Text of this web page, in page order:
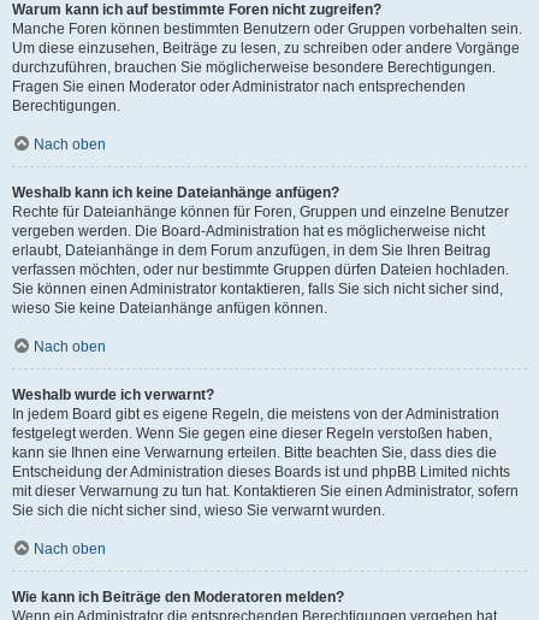
Warum kann ich auf bestimmte Foren nicht zugreifen?
Manche Foren können bestimmten Benutzern oder Gruppen vorbehalten sein.
Um diese einzusehen, Beiträge zu lesen, zu schreiben oder andere Vorgänge
durchzuführen, brauchen Sie möglicherweise besondere Berechtigungen.
Fragen Sie einen Moderator oder Administrator nach entsprechenden
Berechtigungen.
Nach oben
Weshalb kann ich keine Dateianhänge anfügen?
Rechte für Dateianhänge können für Foren, Gruppen und einzelne Benutzer
vergeben werden. Die Board-Administration hat es möglicherweise nicht
erlaubt, Dateianhänge in dem Forum anzufügen, in dem Sie Ihren Beitrag
verfassen möchten, oder nur bestimmte Gruppen dürfen Dateien hochladen.
Sie können einen Administrator kontaktieren, falls Sie sich nicht sicher sind,
wieso Sie keine Dateianhänge anfügen können.
Nach oben
Weshalb wurde ich verwarnt?
In jedem Board gibt es eigene Regeln, die meistens von der Administration
festgelegt werden. Wenn Sie gegen eine dieser Regeln verstoßen haben,
kann sie Ihnen eine Verwarnung erteilen. Bitte beachten Sie, dass dies die
Entscheidung der Administration dieses Boards ist und phpBB Limited nichts
mit dieser Verwarnung zu tun hat. Kontaktieren Sie einen Administrator, sofern
Sie sich die nicht sicher sind, wieso Sie verwarnt wurden.
Nach oben
Wie kann ich Beiträge den Moderatoren melden?
Wenn ein Administrator die entsprechenden Berechtigungen vergeben hat,